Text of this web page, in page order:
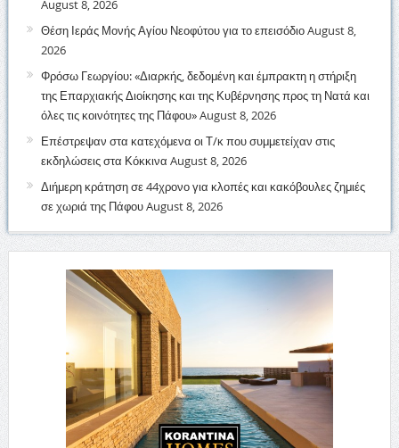
August 8, 2026
Θέση Ιεράς Μονής Αγίου Νεοφύτου για το επεισόδιοAugust 8,
2026
Φρόσω Γεωργίου: «Διαρκής, δεδομένη και έμπρακτη η στήριξη
της Επαρχιακής Διοίκησης και της Κυβέρνησης προς τη Νατά και
όλες τις κοινότητες της Πάφου»August 8, 2026
Επέστρεψαν στα κατεχόμενα οι Τ/κ που συμμετείχαν στις
εκδηλώσεις στα Κόκκινα August 8, 2026
Διήμερη κράτηση σε 44χρονο για κλοπές και κακόβουλες ζημιές
σε χωριά της ΠάφουAugust 8, 2026